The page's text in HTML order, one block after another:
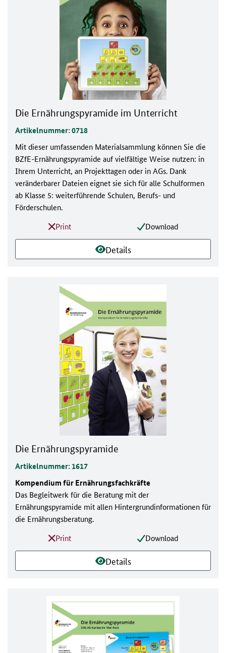
Die Ernährungspyramide im Unterricht
Artikelnummer: 0718
Mit dieser umfassenden Materialsammlung können Sie die
BZfE-Ernährungspyramide auf vielfältige Weise nutzen: in
Ihrem Unterricht, an Projekttagen oder in AGs. Dank
veränderbarer Dateien eignet sie sich für alle Schulformen
ab Klasse 5: weiterführende Schulen, Berufs- und
Förderschulen.
Print
Download
Details
Die Ernährungspyramide
Artikelnummer: 1617
Kompendium für Ernährungsfachkräfte
Das Begleitwerk für die Beratung mit der
Ernährungspyramide mit allen Hintergrundinformationen für
die Ernährungsberatung.
Print
Download
Details